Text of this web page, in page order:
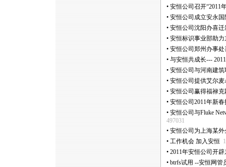
• 安恒公司召开“2011
• 安恒公司成立安永
• 安恒公司沈阳办喜迁
• 安恒标识事业部助
• 安恒公司郑州办事
• 与安恒共成长---
• 安恒公司与河南建
• 安恒公司提供艾尔
• 安恒公司赢得福禄克
• 安恒公司2011年新
• 安恒公司与Fluke
497031
• 安恒公司为上海某
• 工作机会 加入安恒
• 2011年安恒公司开
• btrfs试用 --安恒网管